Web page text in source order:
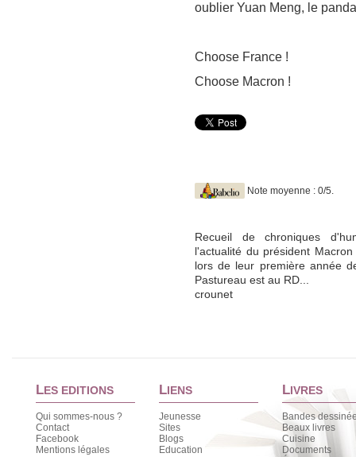
oublier Yuan Meng, le
Choose France !
Choose Macron !
Note moyenne : 0/5.
Recueil de chroniques
l'actualité du président
lors de leur première année
Pastureau est au RD...
crounet
LES EDITIONS
Qui sommes-nous ?
Contact
Facebook
Mentions légales
LIENS
Jeunesse
Sites
Blogs
Education
LIVRES
Bandes
Beaux livres
Cuisine
Documents